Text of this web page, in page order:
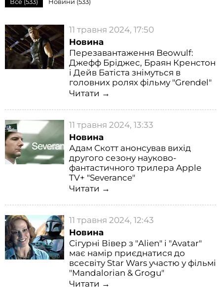
11 травня 2024, 17:50
Новина
Перезавантаження Beowulf:
Джефф Бріджес, Браян Кренстон
і Дейв Батіста знімуться в
головних ролях фільму "Grendel"
Читати →
11 травня 2024, 13:33
Новина
Адам Скотт анонсував вихід
другого сезону науково-
фантастичного трилера Apple
TV+ "Severance"
Читати →
11 травня 2024, 12:43
Новина
Сігурні Вівер з "Alien" і "Avatar"
має намір приєднатися до
всесвіту Star Wars участю у фільмі
"Mandalorian & Grogu"
Читати →